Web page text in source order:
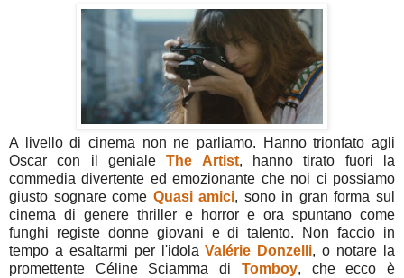
A livello di cinema non ne parliamo. Hanno trionfato agli
Oscar con il genialeThe Artist, hanno tirato fuori la
commedia divertente ed emozionante che noi ci possiamo
giusto sognare come Quasi amici, sono in gran forma sul
cinema di genere thriller e horror e ora spuntano come
funghi registe donne giovani e di talento. Non faccio in
tempo a esaltarmi per l'idolaValérie Donzelli, o notare la
promettente Céline Sciamma di Tomboy, che ecco è